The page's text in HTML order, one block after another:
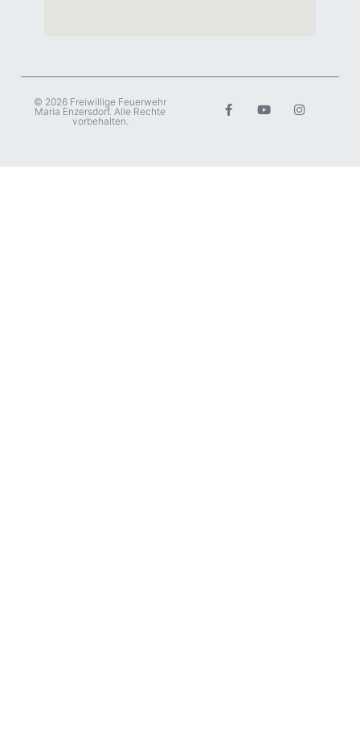
© 2026 Freiwillige Feuerwehr
Maria Enzersdorf. Alle Rechte
vorbehalten.